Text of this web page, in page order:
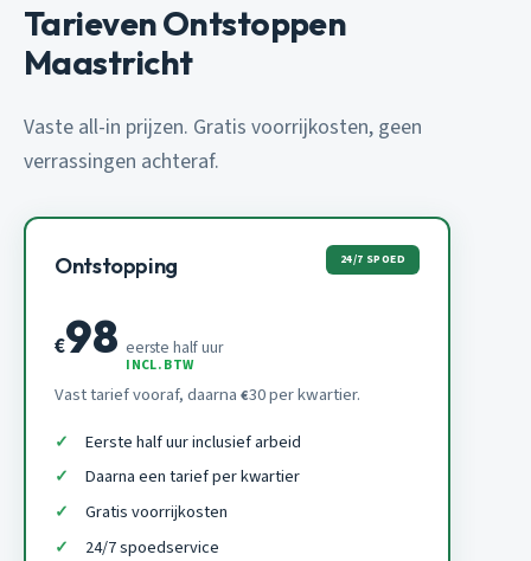
Tarieven Ontstoppen
Maastricht
Vaste all-in prijzen. Gratis voorrijkosten, geen
verrassingen achteraf.
Ontstopping 24/7 SPOED
€98 eerste half uur
INCL. BTW
Vast tarief vooraf, daarna €30 per kwartier.
Eerste half uur inclusief arbeid
Daarna een tarief per kwartier
Gratis voorrijkosten
24/7 spoedservice